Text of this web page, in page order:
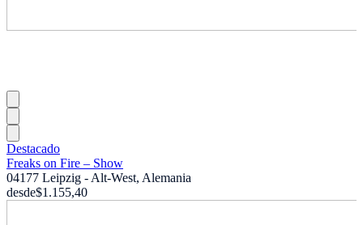
Destacado
Freaks on Fire – Show
04177 Leipzig - Alt-West, Alemania
desde$1.155,40